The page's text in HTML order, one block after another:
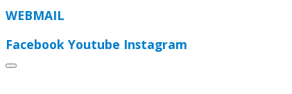
WEBMAIL
Facebook Youtube Instagram